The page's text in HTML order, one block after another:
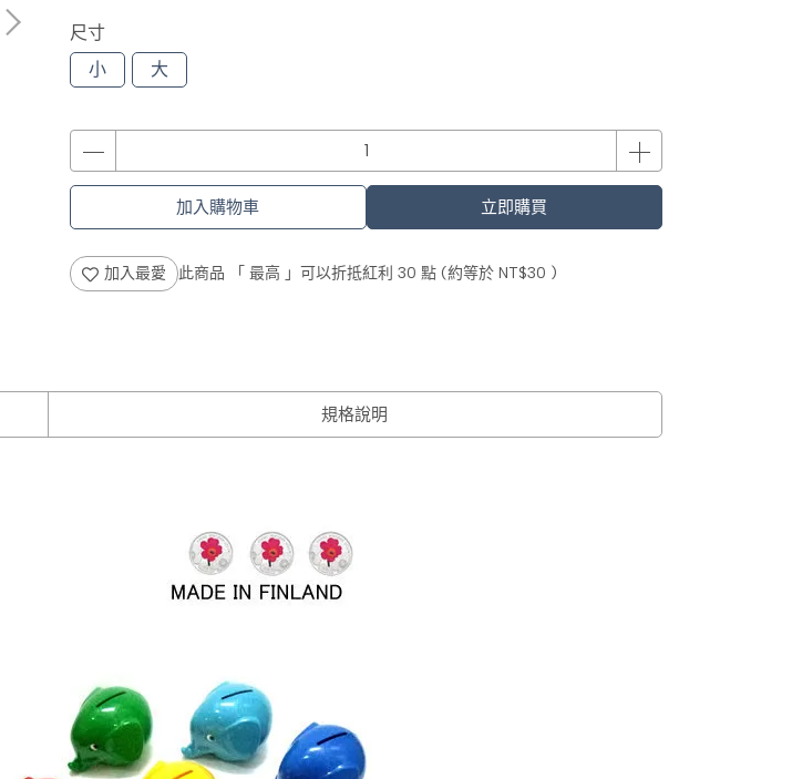
尺寸
小
大
加入購物車 立即購買
加入最愛 此商品 「 最高 」可以折抵紅利 30 點 (約等於 NT$30 )
規格說明